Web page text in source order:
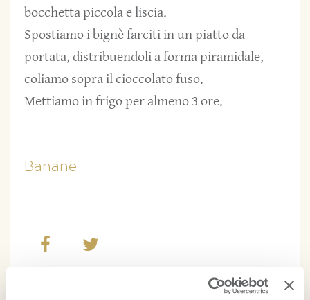
bocchetta piccola e liscia.
Spostiamo i bignè farciti in un piatto da
portata, distribuendoli a forma piramidale,
coliamo sopra il cioccolato fuso.
Mettiamo in frigo per almeno 3 ore.
Banane